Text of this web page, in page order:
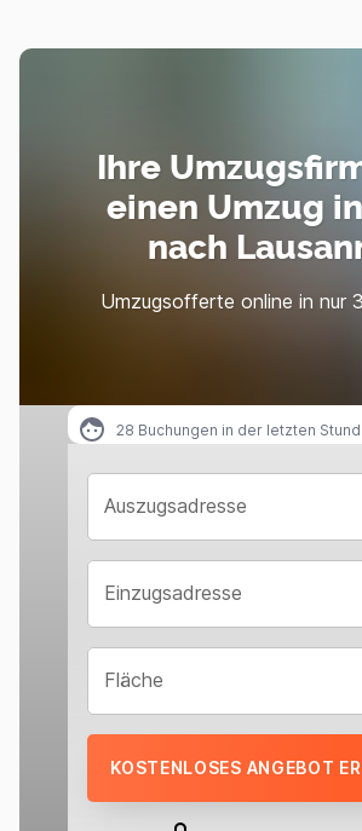
Ihre
einen Umzug
nach
Umzugsofferte online in nur
28 Buchungen in der letzten
Auszugsadresse
Einzugsadresse
Fläche
KOSTENLOSES ANGEBOT